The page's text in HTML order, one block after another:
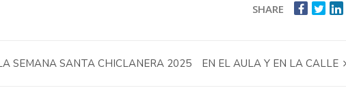
SHARE
SEMANA SANTA CHICLANERA 2025 EN EL AULA Y EN LA CALLE